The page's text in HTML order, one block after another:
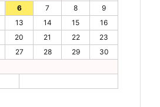
6 7 8
9
13 14 15
16
20 21 22
23
27 28 29
30